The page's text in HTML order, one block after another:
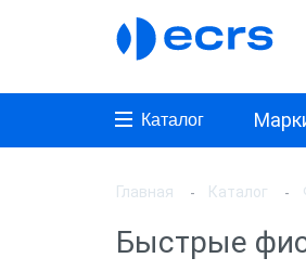
Каталог
Главная Каталог
Быстрые